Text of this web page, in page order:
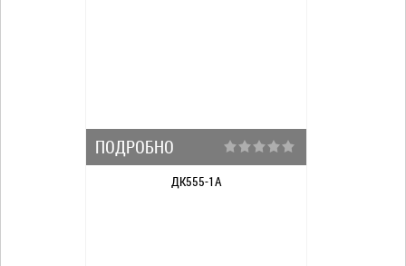
ПОДРОБНО
ДК555-1А